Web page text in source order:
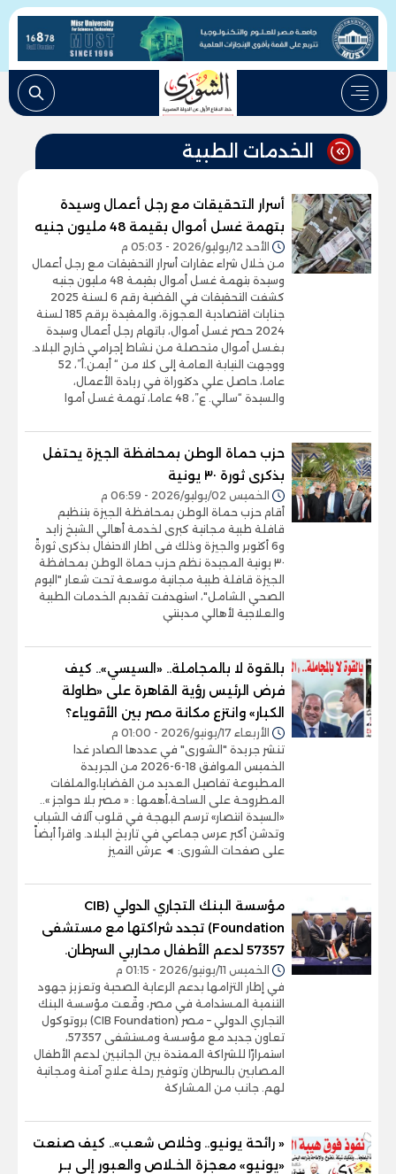
الخدمات الطبية
أسرار التحقيقات مع رجل أعمال وسيدة
بتهمة غسل أموال بقيمة 48 مليون جنيه
الأحد 12/يوليو/2026 - 05:03 م
من خلال شراء عقارات أسرار التحقيقات مع رجل أعمال
وسيدة بتهمة غسل أموال بقيمة 48 مليون جنيه
كشفت التحقيقات في القضية رقم 6 لسنة 2025
جنايات اقتصادية العجوزة، والمقيدة برقم 185 لسنة
2024 حصر غسل أموال، باتهام رجل أعمال وسيدة
بغسل أموال متحصلة من نشاط إجرامي خارج البلاد.
ووجهت النيابة العامة إلى كلا من “ أيمن.أ”، 52
عاما، حاصل علي دكتوراة في ريادة الأعمال،
والسيدة “سالي. ع”، 48 عاما، تهمة غسل أموا
حزب حماة الوطن بمحافظة الجيزة يحتفل
بذكرى ثورة ٣٠ يونية
الخميس 02/يوليو/2026 - 06:59 م
أقام حزب حماة الوطن بمحافظة الجيزة بتنظيم
قافلة طبية مجانية كبرى لخدمة أهالي الشيخ زايد
و6 أكتوبر والجيزة وذلك فى اطار الاحتفال بذكرى ثورةً
٣٠ يونية المجيدة نظم حزب حماة الوطن بمحافظة
الجيزة قافلة طبية مجانية موسعة تحت شعار "اليوم
الصحي الشامل"، استهدفت تقديم الخدمات الطبية
والعلاجية لأهالي مدينتي
بالقوة لا بالمجاملة.. «السيسي».. كيف
فرض الرئيس رؤية القاهرة على «طاولة
الكبار» وانتزع مكانة مصر بين الأقوياء؟
الأربعاء 17/يونيو/2026 - 01:00 م
تنشر جريدة "الشورى" في عددها الصادر غدا
الخميس الموافق 18-6-2026 من الجريدة
المطبوعة تفاصيل العديد من القضايا،والملفات
المطروحة على الساحة،أهمها : « مصر بلا حواجز »..
«السيدة انتصار» ترسم البهجة في قلوب آلاف الشباب
وتدشن أكبر عرس جماعي في تاريخ البلاد. واقرأ أيضاً
على صفحات الشورى: ◄ عرش التميز
مؤسسة البنك التجاري الدولي (CIB
Foundation) تجدد شراكتها مع مستشفى
57357 لدعم الأطفال محاربي السرطان.
الخميس 11/يونيو/2026 - 01:15 م
في إطار التزامها بدعم الرعاية الصحية وتعزيز جهود
التنمية المستدامة في مصر، وقّعت مؤسسة البنك
التجاري الدولي – مصر (CIB Foundation) بروتوكول
تعاون جديد مع مؤسسة ومستشفى 57357،
استمرارًا للشراكة الممتدة بين الجانبين لدعم الأطفال
المصابين بالسرطان وتوفير رحلة علاج آمنة ومجانية
لهم. جانب من المشاركة
« رائحة يونيو.. وخلاص شعب».. كيف صنعت
«يونيو» معجزة الخـلاص والعبور إلى بـر